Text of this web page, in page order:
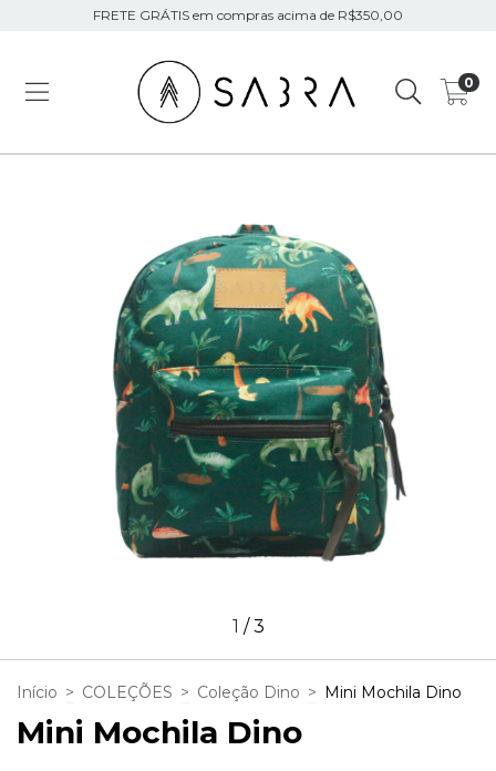
FRETE GRÁTIS em compras acima de R$350,00
0
1 /3
Início > COLEÇÕES > Coleção Dino > Mini Mochila Dino
Mini Mochila Dino